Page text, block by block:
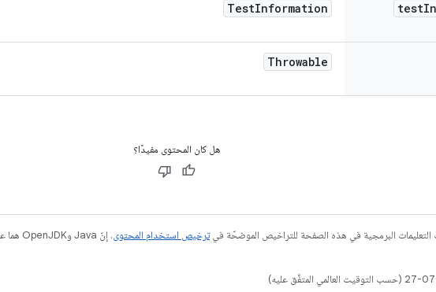
test
TestInformation
Throwable
هل كان المحتوى مفيدًا؟
البرمجية في هذه الصفحة للتراخيص الموضحّة فيترخيص استخدام المحتوى